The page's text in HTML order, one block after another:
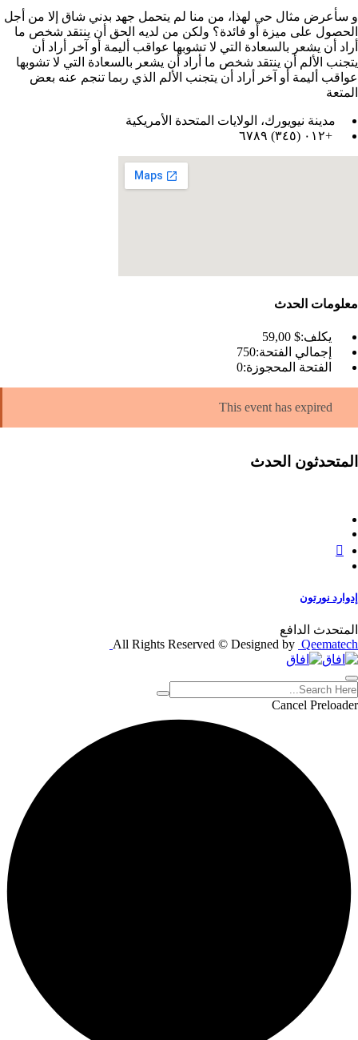
و سأعرض مثال حي لهذا، من منا لم يتحمل جهد بدني شاق إلا من أجل
الحصول على ميزة أو فائدة؟ ولكن من لديه الحق أن ينتقد شخص ما
أراد أن يشعر بالسعادة التي لا تشوبها عواقب أليمة أو آخر أراد أن
يتجنب الألم أن ينتقد شخص ما أراد أن يشعر بالسعادة التي لا تشوبها
عواقب أليمة أو آخر أراد أن يتجنب الألم الذي ربما تنجم عنه بعض
المتعة
مدينة نيويورك، الولايات المتحدة الأمريكية
+٠١٢ (٣٤٥) ٦٧٨٩
معلومات الحدث
يكلف:$ 59
,00
إجمالي الفتحة:750
الفتحة المحجوزة:0
This event has expired
المتحدثون الحدث
إدوارد نورتون
المتحدث الدافع
All Rights Reserved © Designed by Qeematech
Cancel Preloader